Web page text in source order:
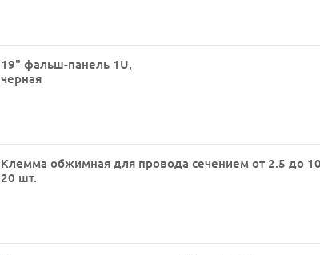
19" фальш-панель 1U,
черная
Клемма обжимная для провода сечением от 2.5 до
20 шт.